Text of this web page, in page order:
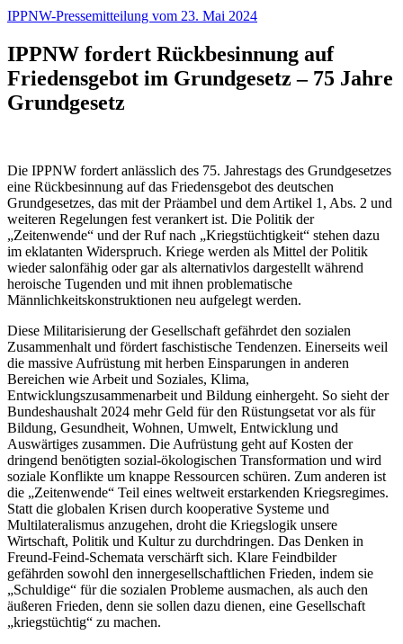
IPPNW-Pressemitteilung vom 23. Mai 2024
IPPNW fordert Rückbesinnung auf
Friedensgebot im Grundgesetz – 75 Jahre
Grundgesetz
Die IPPNW fordert anlässlich des 75. Jahrestags des Grundgesetzes
eine Rückbesinnung auf das Friedensgebot des deutschen
Grundgesetzes, das mit der Präambel und dem Artikel 1, Abs. 2 und
weiteren Regelungen fest verankert ist. Die Politik der
„Zeitenwende“ und der Ruf nach „Kriegstüchtigkeit“ stehen dazu
im eklatanten Widerspruch. Kriege werden als Mittel der Politik
wieder salonfähig oder gar als alternativlos dargestellt während
heroische Tugenden und mit ihnen problematische
Männlichkeitskonstruktionen neu aufgelegt werden.
Diese Militarisierung der Gesellschaft gefährdet den sozialen
Zusammenhalt und fördert faschistische Tendenzen. Einerseits weil
die massive Aufrüstung mit herben Einsparungen in anderen
Bereichen wie Arbeit und Soziales, Klima,
Entwicklungszusammenarbeit und Bildung einhergeht. So sieht der
Bundeshaushalt 2024 mehr Geld für den Rüstungsetat vor als für
Bildung, Gesundheit, Wohnen, Umwelt, Entwicklung und
Auswärtiges zusammen. Die Aufrüstung geht auf Kosten der
dringend benötigten sozial-ökologischen Transformation und wird
soziale Konflikte um knappe Ressourcen schüren. Zum anderen ist
die „Zeitenwende“ Teil eines weltweit erstarkenden Kriegsregimes.
Statt die globalen Krisen durch kooperative Systeme und
Multilateralismus anzugehen, droht die Kriegslogik unsere
Wirtschaft, Politik und Kultur zu durchdringen. Das Denken in
Freund-Feind-Schemata verschärft sich. Klare Feindbilder
gefährden sowohl den innergesellschaftlichen Frieden, indem sie
„Schuldige“ für die sozialen Probleme ausmachen, als auch den
äußeren Frieden, denn sie sollen dazu dienen, eine Gesellschaft
„kriegstüchtig“ zu machen.